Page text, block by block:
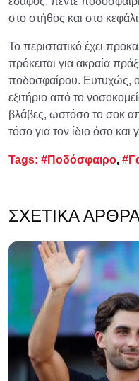
στο στήθος και στο
Το περιστατικό έχει
πρόκειται για ακραία
ποδοσφαίρου. Ευτυχώς,
εξιτήριο από το
βλάβες, ωστόσο το σοκ
τόσο για τον ίδιο όσο και
Tags: #Ποδόσφαιρο,
ΣΧΕΤΙΚΆ